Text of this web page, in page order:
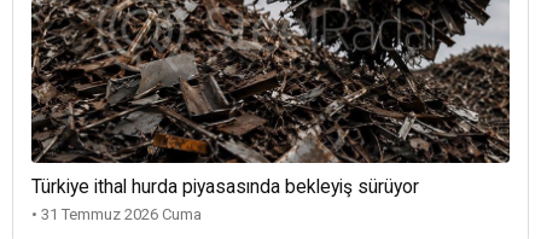
Türkiye ithal hurda piyasasında bekleyiş sürüyor
• 31 Temmuz 2026 Cuma